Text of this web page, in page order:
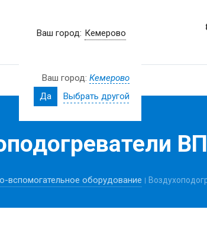
Ваш город: Кемерово
Ваш город:Кемерово
Да
Выбрать другой
Новости
вспомогательное оборудование